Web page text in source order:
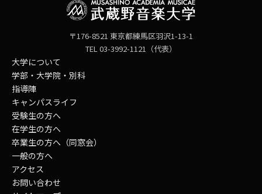
〒176-8521 東京都練馬区羽沢1-13-1
TEL 03-3992-1121（代表）
大学について
学部・大学院・別科
指導陣
キャンパスライフ
受験生の方へ
在学生の方へ
卒業生の方へ（同窓会）
一般の方へ
アクセス
お問い合わせ